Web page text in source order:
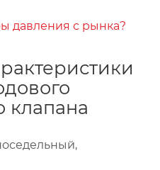
давления с рынка?
клапана